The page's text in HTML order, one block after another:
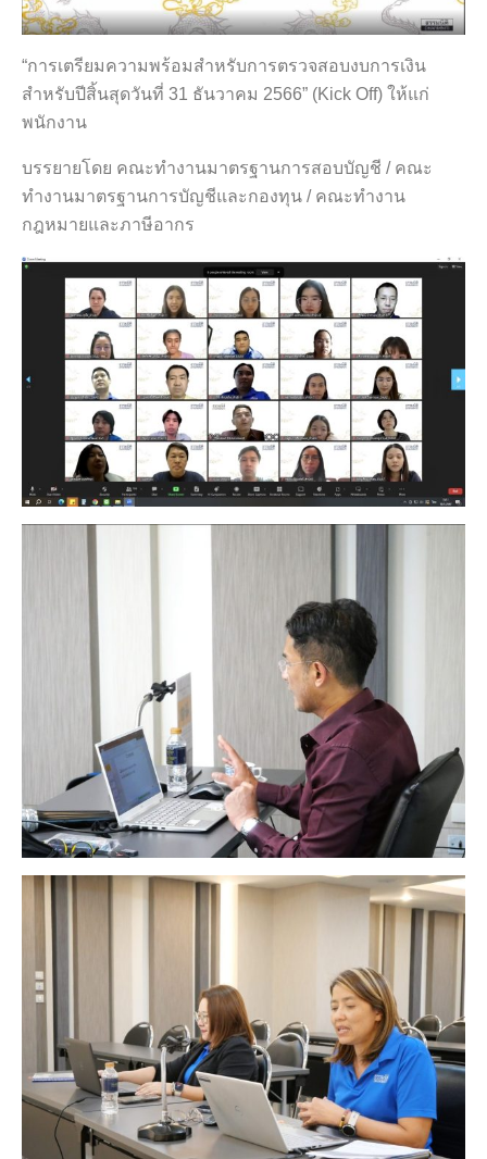
“การเตรียมความพร้อมสำหรับการตรวจสอบงบการเงิน
สำหรับปีสิ้นสุดวันที่ 31 ธันวาคม 2566” (Kick Off) ให้แก่
พนักงาน
บรรยายโดย คณะทำงานมาตรฐานการสอบบัญชี / คณะ
ทำงานมาตรฐานการบัญชีและกองทุน / คณะทำงาน
กฎหมายและภาษีอากร